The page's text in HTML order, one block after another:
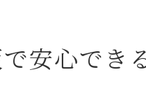
安心でき